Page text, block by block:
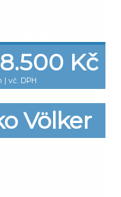
Kč
| vč. DPH
Völker